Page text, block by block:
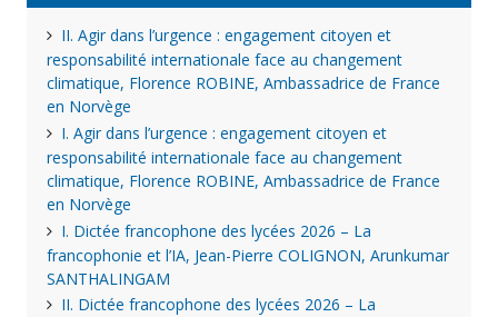
II. Agir dans l’urgence : engagement citoyen et
responsabilité internationale face au changement
climatique, Florence ROBINE, Ambassadrice de France
en Norvège
I. Agir dans l’urgence : engagement citoyen et
responsabilité internationale face au changement
climatique, Florence ROBINE, Ambassadrice de France
en Norvège
I. Dictée francophone des lycées 2026 – La
francophonie et l’IA, Jean-Pierre COLIGNON, Arunkumar
SANTHALINGAM
II. Dictée francophone des lycées 2026 – La